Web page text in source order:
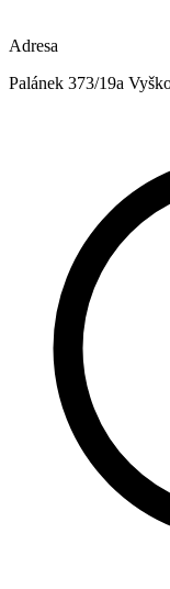
Adresa
Palánek 373/19a